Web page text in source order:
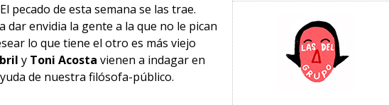
pecado de esta semana se las trae.
dar envidia la gente a la que no le pican
lo que tiene el otro es más viejo
y Toni Acosta vienen a indagar en
de nuestra filósofa-público.